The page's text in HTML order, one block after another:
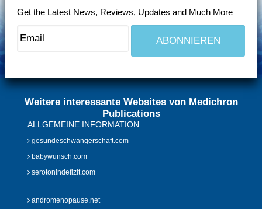
Get the Latest News, Reviews, Updates and Much More
Weitere interessante Websites von Medichron
Publications
ALLGEMEINE INFORMATION
gesundeschwangerschaft.com
babywunsch.com
serotonindefizit.com
andromenopause.net